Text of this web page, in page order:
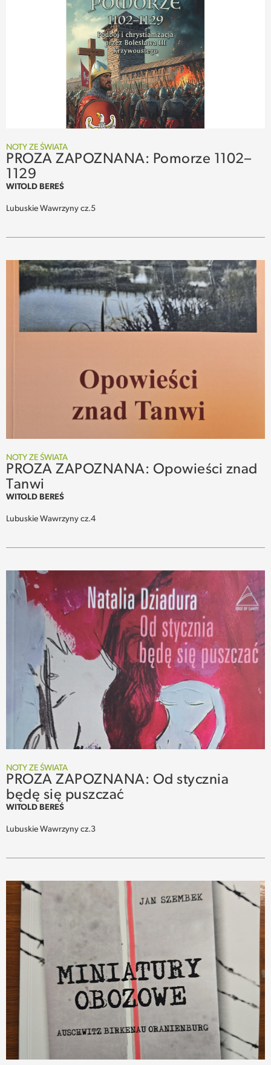
NOTY ZE ŚWIATA
PROZA ZAPOZNANA: Pomorze 1102–
1129
WITOLD BEREŚ
Lubuskie Wawrzyny cz.5
NOTY ZE ŚWIATA
PROZA ZAPOZNANA: Opowieści znad
Tanwi
WITOLD BEREŚ
Lubuskie Wawrzyny cz.4
NOTY ZE ŚWIATA
PROZA ZAPOZNANA: Od stycznia
będę się puszczać
WITOLD BEREŚ
Lubuskie Wawrzyny cz.3